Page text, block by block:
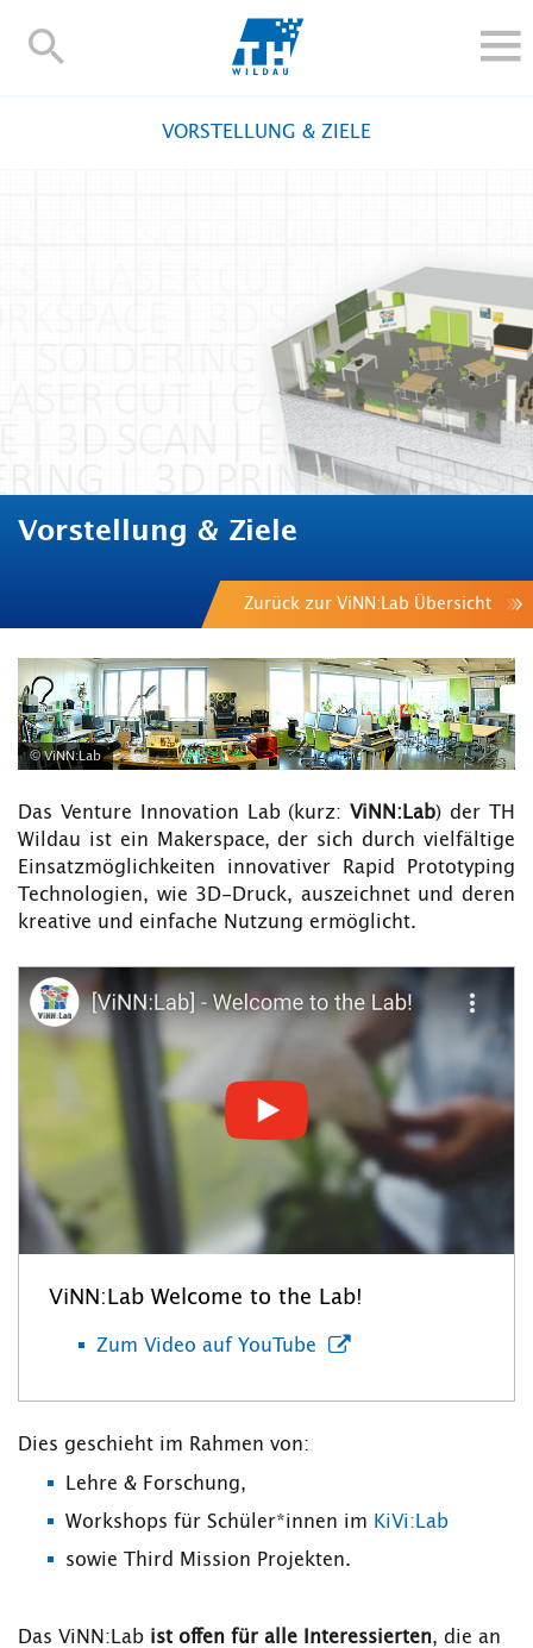
TH-
Webmail Moodle
Personensuche English
VORSTELLUNG & ZIELE
Vorstellung & Ziele
Zurück zur ViNN:Lab Übersicht
© ViNN:Lab
Das Venture Innovation Lab (kurz: ViNN:Lab) der TH
Wildau ist ein Makerspace, der sich durch vielfältige
Einsatzmöglichkeiten innovativer Rapid Prototyping
Technologien, wie 3D-Druck, auszeichnet und deren
kreative und einfache Nutzung ermöglicht.
ViNN:Lab Welcome to the Lab!
Zum Video auf YouTube
Dies geschieht im Rahmen von:
Lehre & Forschung,
Workshops für Schüler*innen im KiVi:Lab
sowie Third Mission Projekten.
Das ViNN:Lab ist offen für alle Interessierten, die an